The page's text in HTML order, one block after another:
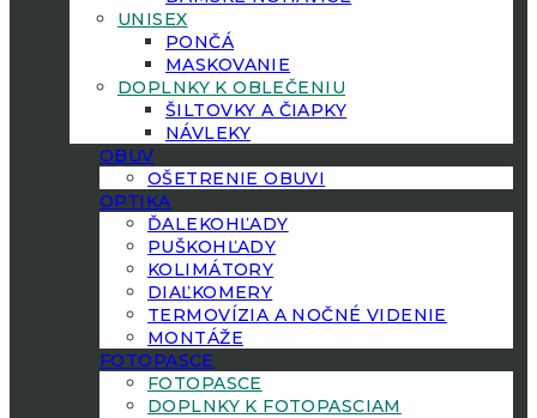
UNISEX
PONČÁ
MASKOVANIE
DOPLNKY K OBLEČENIU
ŠILTOVKY A ČIAPKY
NÁVLEKY
OBUV
OŠETRENIE OBUVI
OPTIKA
ĎALEKOHĽADY
PUŠKOHĽADY
KOLIMÁTORY
DIAĽKOMERY
TERMOVÍZIA A NOČNÉ VIDENIE
MONTÁŽE
FOTOPASCE
FOTOPASCE
DOPLNKY K FOTOPASCIAM